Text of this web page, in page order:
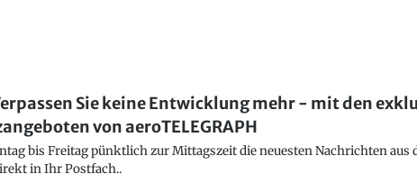
Sie keine Entwicklung mehr - mit den
von aeroTELEGRAPH
bis Freitag pünktlich zur Mittagszeit die neuesten Nachrichten aus
in Ihr Postfach..